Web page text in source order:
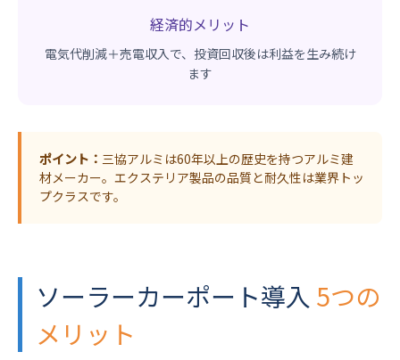
経済的メリット
電気代削減＋売電収入で、投資回収後は利益を生み続け
ます
ポイント： 三協アルミは60年以上の歴史を持つアルミ建
材メーカー。エクステリア製品の品質と耐久性は業界トッ
プクラスです。
ソーラーカーポート導入 5つの
メリット